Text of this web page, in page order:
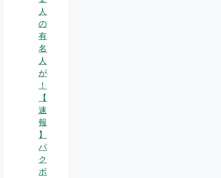
人
の
有
名
人
が
！
【
速
報
】
パ
ク
ボ